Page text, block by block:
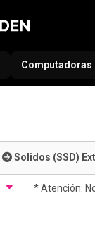
Computadoras
Solidos (SSD)
* Atención: